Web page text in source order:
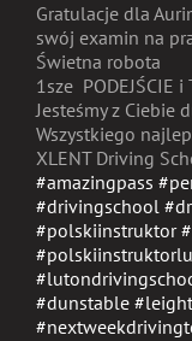
Gratulacje dla
swój examin na
Świetna robota
1sze PODEJŚCIE
Jesteśmy z Ciebie
Wszystkiego
XLENT Driving
#amazingpass
#drivingschool
#polskiinstruktor
#dunstable